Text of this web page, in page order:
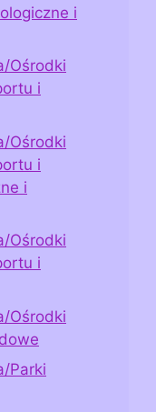
i
Ośrodki
i
Ośrodki
i
i
Ośrodki
i
Ośrodki
Parki